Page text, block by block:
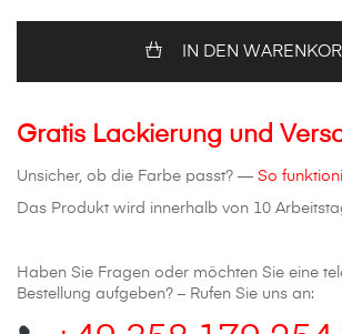
IN DEN
Gratis Lackierung und
Unsicher, ob die Farbe passt? — So
Das Produkt wird innerhalb von 10
Haben Sie Fragen oder möchten Sie eine
Bestellung aufgeben? – Rufen Sie uns an: